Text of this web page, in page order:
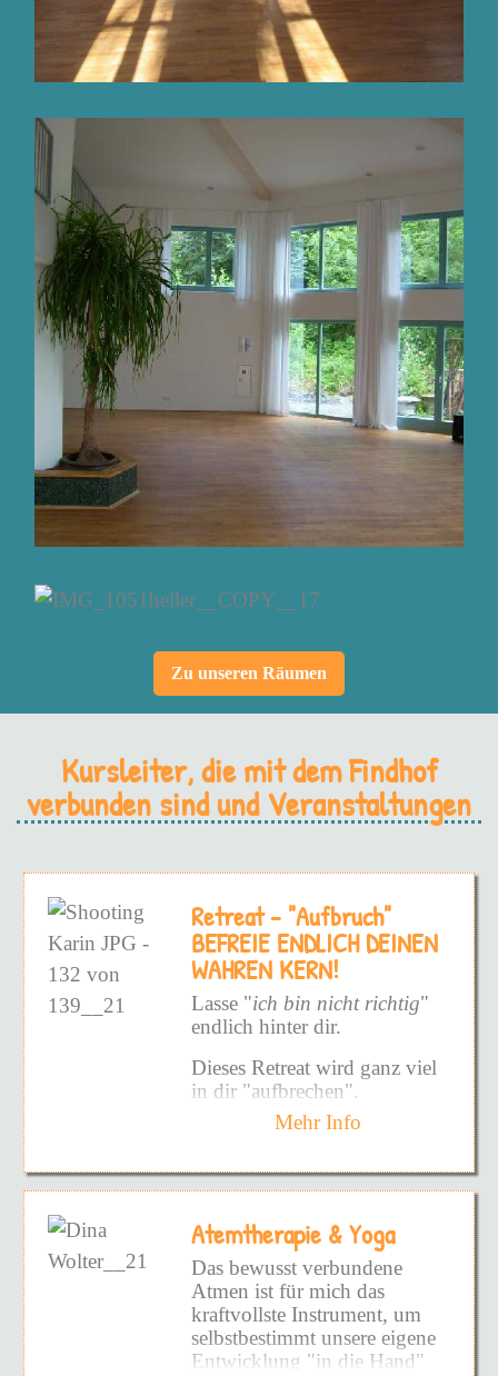
Zu unseren Räumen
Kursleiter, die mit dem Findhof
verbunden sind und Veranstaltungen
Retreat - "Aufbruch"
BEFREIE ENDLICH DEINEN
WAHREN KERN!
Lasse "ich bin nicht richtig"
endlich hinter dir.
Dieses Retreat wird ganz viel
in dir "aufbrechen".
Und zwar nicht auf die
sondern auf die sanfte Weise.
Die Art, die in dir angelegt
ist - die Art die deine Seele
öffnen möchte.
Weil du dir ingeheim schon
so lange wünschst -
Mehr Info
Atemtherapie & Yoga
Das bewusst verbundene
Atmen ist für mich das
kraftvollste Instrument, um
selbstbestimmt unsere eigene
Entwicklung "in die Hand"